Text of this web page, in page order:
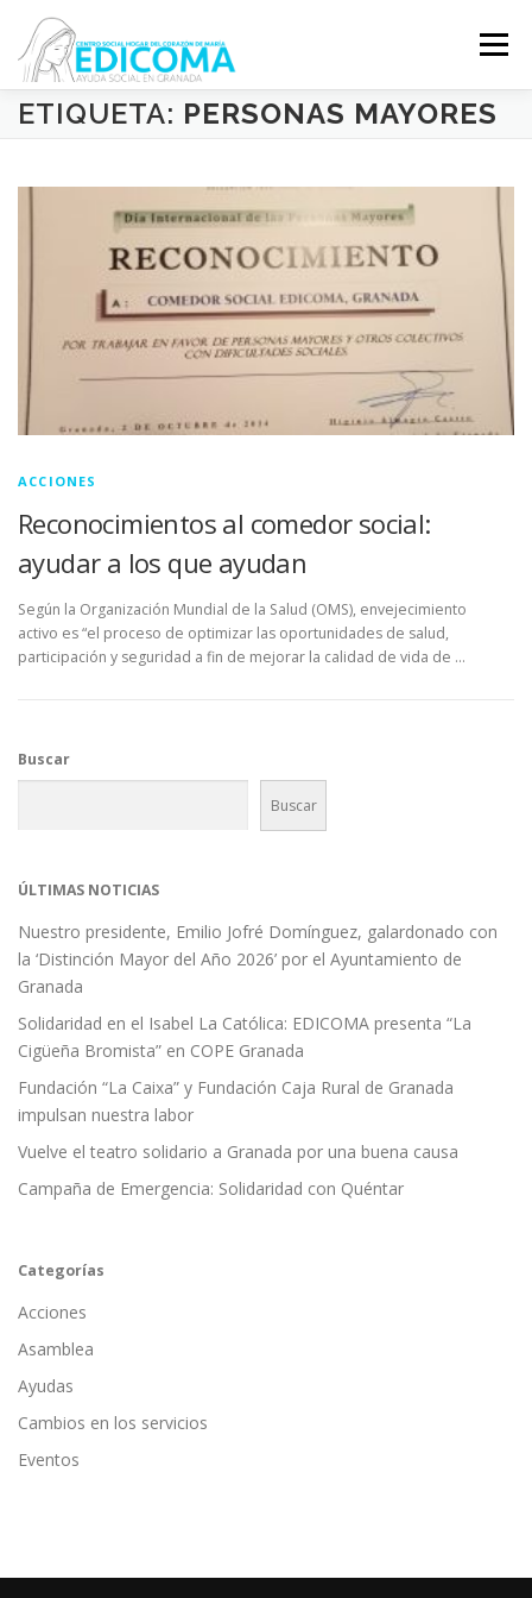
contenido
Menú
VOLUNTARIADO COLABORA
ETIQUETA: PERSONAS MAYORES
ACCIONES
Reconocimientos al comedor social:
ayudar a los que ayudan
Según la Organización Mundial de la Salud (OMS), envejecimiento
activo es “el proceso de optimizar las oportunidades de salud,
participación y seguridad a fin de mejorar la calidad de vida de …
Buscar
Buscar
ÚLTIMAS NOTICIAS
Nuestro presidente, Emilio Jofré Domínguez, galardonado con
la ‘Distinción Mayor del Año 2026’ por el Ayuntamiento de
Granada
Solidaridad en el Isabel La Católica: EDICOMA presenta “La
Cigüeña Bromista” en COPE Granada
Fundación “La Caixa” y Fundación Caja Rural de Granada
impulsan nuestra labor
Vuelve el teatro solidario a Granada por una buena causa
Campaña de Emergencia: Solidaridad con Quéntar
Categorías
Acciones
Asamblea
Ayudas
Cambios en los servicios
Eventos